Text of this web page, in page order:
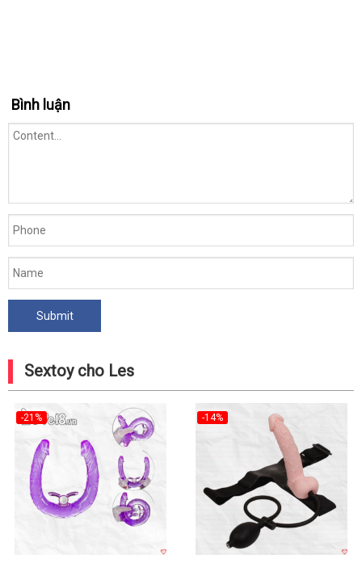
Bình luận
Sextoy cho Les
-21%
-14%